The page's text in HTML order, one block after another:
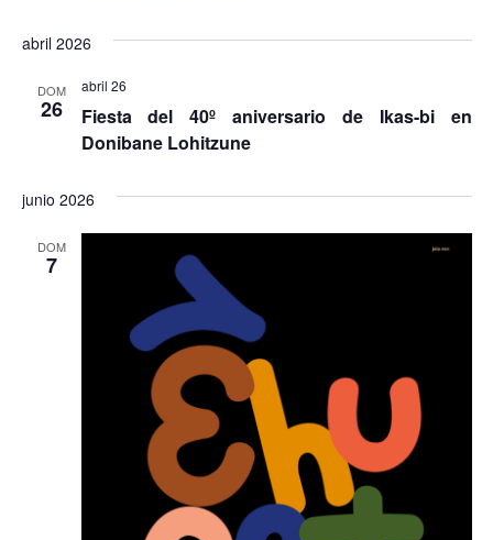
abril 2026
DOM
26
Fiesta del 40º aniversario de Ikas-bi en
Donibane Lohitzune
abril 26
junio 2026
DOM
7